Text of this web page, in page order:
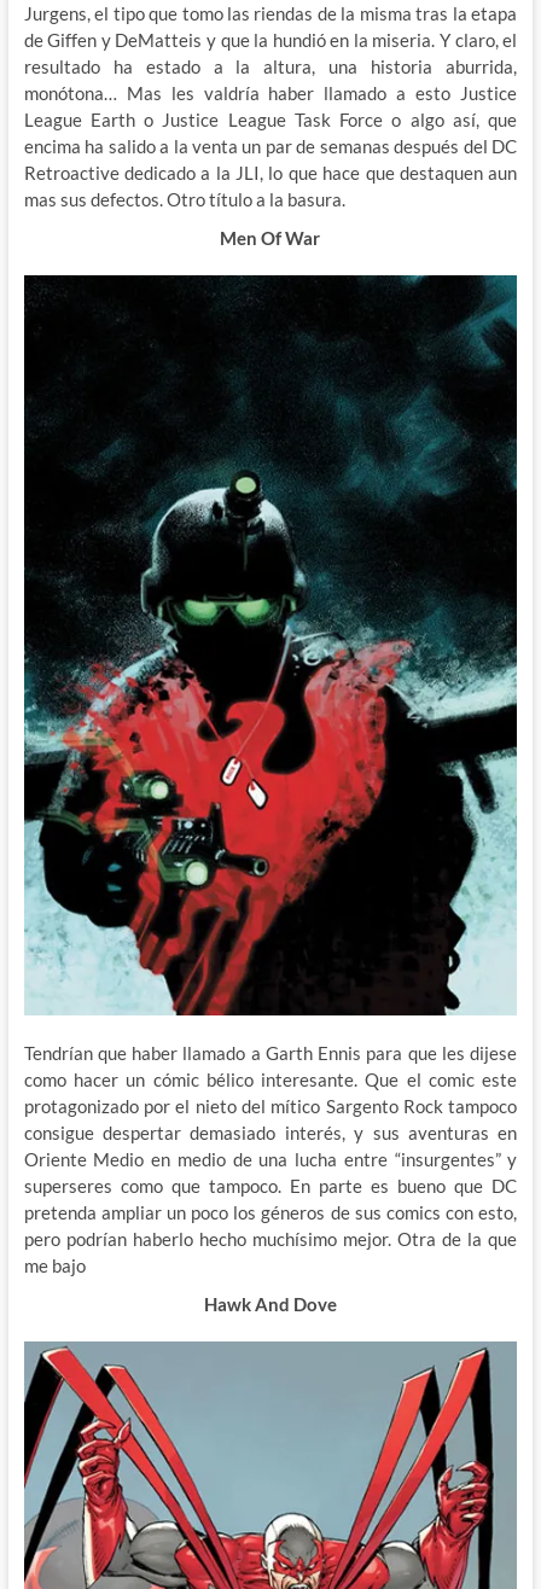
Jurgens, el tipo que tomo las riendas de la misma tras la etapa
de Giffen y DeMatteis y que la hundió en la miseria. Y claro, el
resultado ha estado a la altura, una historia aburrida,
monótona… Mas les valdría haber llamado a esto Justice
League Earth o Justice League Task Force o algo así, que
encima ha salido a la venta un par de semanas después del DC
Retroactive dedicado a la JLI, lo que hace que destaquen aun
mas sus defectos. Otro título a la basura.
Men Of War
Tendrían que haber llamado a Garth Ennis para que les dijese
como hacer un cómic bélico interesante. Que el comic este
protagonizado por el nieto del mítico Sargento Rock tampoco
consigue despertar demasiado interés, y sus aventuras en
Oriente Medio en medio de una lucha entre “insurgentes” y
superseres como que tampoco. En parte es bueno que DC
pretenda ampliar un poco los géneros de sus comics con esto,
pero podrían haberlo hecho muchísimo mejor. Otra de la que
me bajo
Hawk And Dove